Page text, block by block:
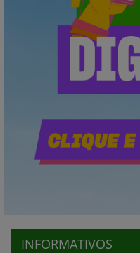
INFORMATIVOS